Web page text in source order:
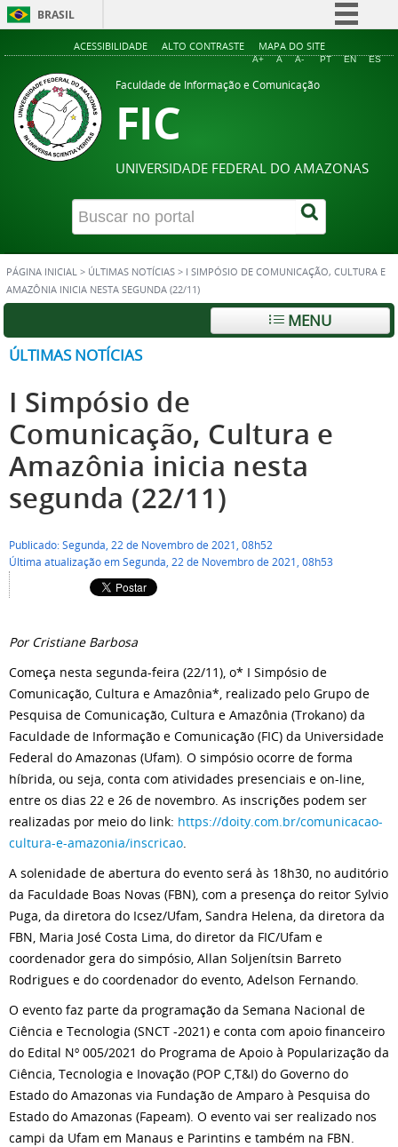
BRASIL
Simplifique!
ACESSIBILIDADE ALTO CONTRASTE MAPA DO SITE
A+ A A- PT EN ES
Faculdade de Informação e Comunicação
FIC
UNIVERSIDADE FEDERAL DO AMAZONAS
PÁGINA INICIAL > ÚLTIMAS NOTÍCIAS > I SIMPÓSIO DE COMUNICAÇÃO, CULTURA E
AMAZÔNIA INICIA NESTA SEGUNDA (22/11)
MENU
ÚLTIMAS NOTÍCIAS
I Simpósio de
Comunicação, Cultura e
Amazônia inicia nesta
segunda (22/11)
Publicado: Segunda, 22 de Novembro de 2021, 08h52
Última atualização em Segunda, 22 de Novembro de 2021, 08h53
Por Cristiane Barbosa
Começa nesta segunda-feira (22/11), o* I Simpósio de
Comunicação, Cultura e Amazônia*, realizado pelo Grupo de
Pesquisa de Comunicação, Cultura e Amazônia (Trokano) da
Faculdade de Informação e Comunicação (FIC) da Universidade
Federal do Amazonas (Ufam). O simpósio ocorre de forma
híbrida, ou seja, conta com atividades presenciais e on-line,
entre os dias 22 e 26 de novembro. As inscrições podem ser
realizadas por meio do link: https://doity.com.br/comunicacao-
cultura-e-amazonia/inscricao.
A solenidade de abertura do evento será às 18h30, no auditório
da Faculdade Boas Novas (FBN), com a presença do reitor Sylvio
Puga, da diretora do Icsez/Ufam, Sandra Helena, da diretora da
FBN, Maria José Costa Lima, do diretor da FIC/Ufam e
coordenador gera do simpósio, Allan Soljenítsin Barreto
Rodrigues e do coordenador do evento, Adelson Fernando.
O evento faz parte da programação da Semana Nacional de
Ciência e Tecnologia (SNCT -2021) e conta com apoio financeiro
do Edital Nº 005/2021 do Programa de Apoio à Popularização da
Ciência, Tecnologia e Inovação (POP C,T&I) do Governo do
Estado do Amazonas via Fundação de Amparo à Pesquisa do
Estado do Amazonas (Fapeam). O evento vai ser realizado nos
campi da Ufam em Manaus e Parintins e também na FBN.